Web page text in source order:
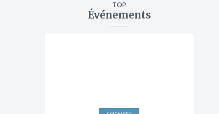
TOP
Événements